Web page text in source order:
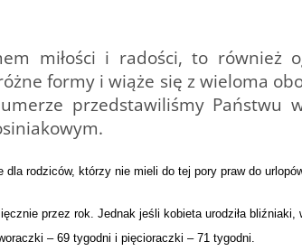
miłości i radości, to również
formy i wiąże się z wieloma
przedstawiliśmy Państwu
dla rodziców, którzy nie mieli do tej pory praw do
przez rok. Jednak jeśli kobieta urodziła
– 69 tygodni i pięcioraczki – 71 tygodni.